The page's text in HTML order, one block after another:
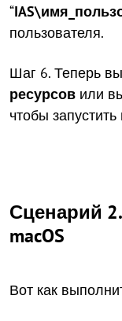
“
пользователя.
Шаг 6. Теперь
ресурсов или
чтобы
Сценарий
macOS
Вот как